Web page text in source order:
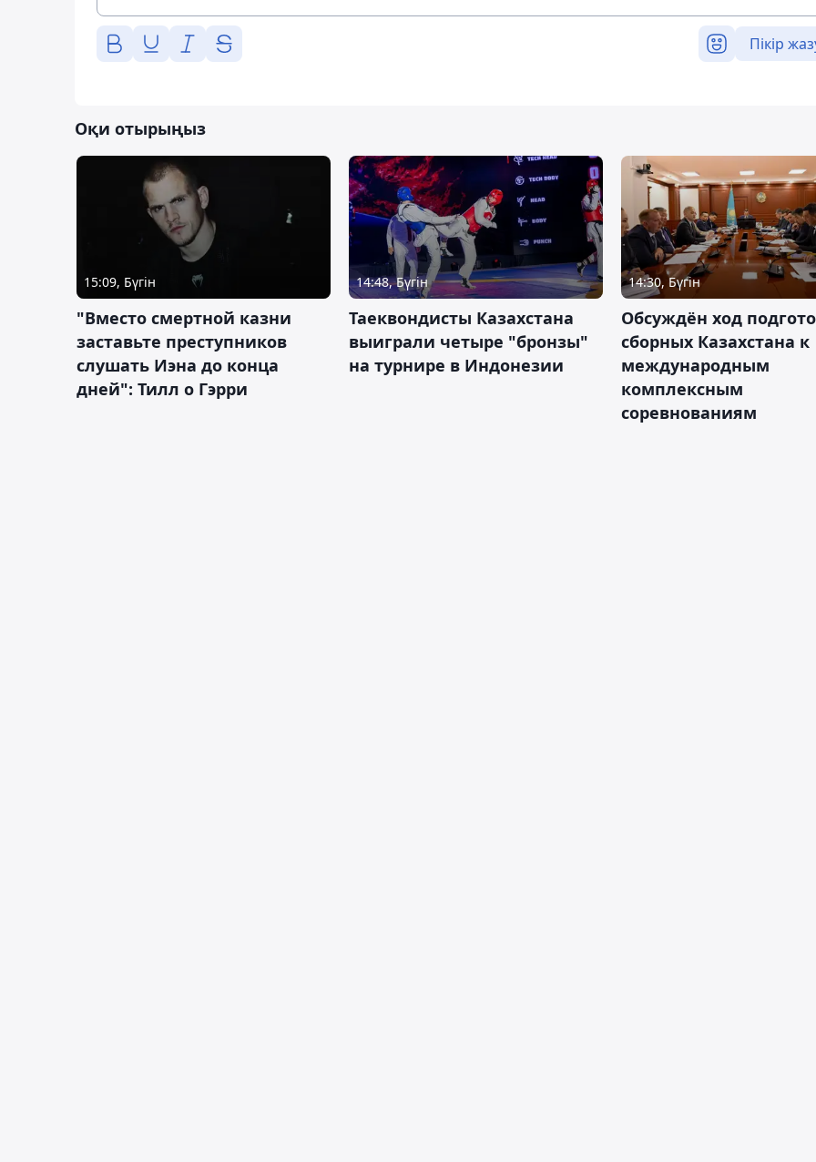
Пікір
Оқи отырыңыз
15:09, Бүгін
"Вместо смертной казни
заставьте преступников
слушать Иэна до конца
дней": Тилл о Гэрри
14:48, Бүгін
Таеквондисты Казахстана
выиграли четыре "бронзы"
на турнире в Индонезии
14:30, Бүгін
Обсуждён ход
сборных Казахстана к
международным
комплексным
соревнованиям